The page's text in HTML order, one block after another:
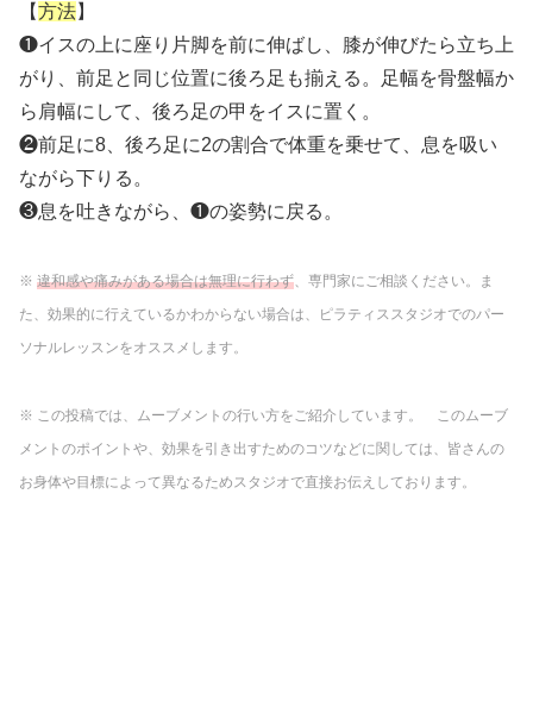
【方法】
❶イスの上に座り片脚を前に伸ばし、膝が伸びたら立ち上
がり、前足と同じ位置に後ろ足も揃える。足幅を骨盤幅か
ら肩幅にして、後ろ足の甲をイスに置く。
❷前足に8、後ろ足に2の割合で体重を乗せて、息を吸い
ながら下りる。
❸息を吐きながら、❶の姿勢に戻る。
※ 違和感や痛みがある場合は無理に行わず、専門家にご相談ください。ま
た、効果的に行えているかわからない場合は、ピラティススタジオでのパー
ソナルレッスンをオススメします。
※ この投稿では、ムーブメントの行い方をご紹介しています。 このムーブ
メントのポイントや、効果を引き出すためのコツなどに関しては、皆さんの
お身体や目標によって異なるためスタジオで直接お伝えしております。